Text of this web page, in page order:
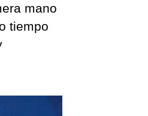
mano
tiempo